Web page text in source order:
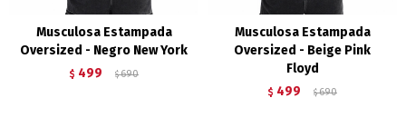
Musculosa Estampada
Oversized - Negro New York
$ 499 $ 690
Musculosa Estampada
Oversized - Beige Pink
Floyd
$ 499 $ 690